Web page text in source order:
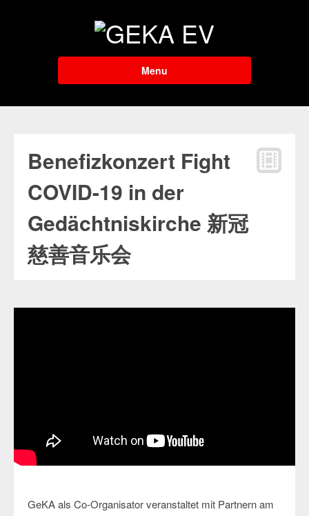
Menu
Benefizkonzert Fight
COVID-19 in der
Gedächtniskirche 新冠
慈善音乐会
GeKA als Co-Organisator veranstaltet mit Partnern am